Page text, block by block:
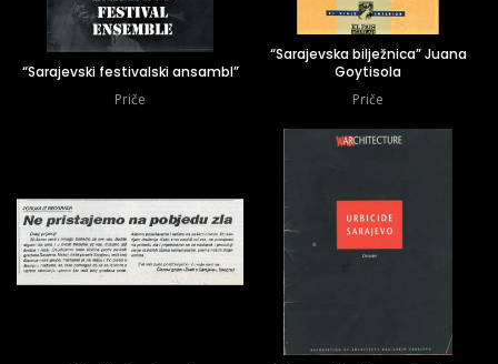
“Sarajevska bilježnica” Juana
Goytisola
Priče
“Sarajevski festivalski ansambl”
Priče